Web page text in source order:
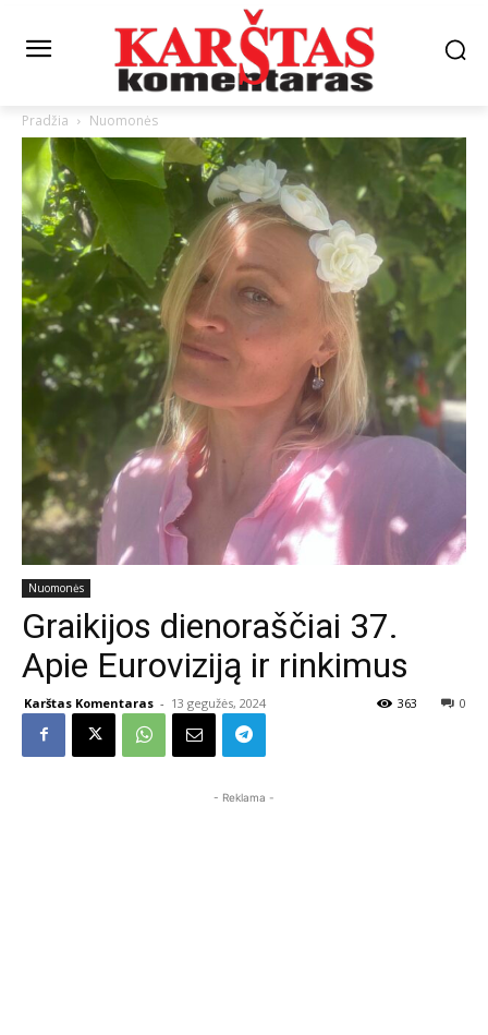
Pradžia Nuomonės
Nuomonės
Graikijos dienoraščiai 37.
Apie Euroviziją ir rinkimus
Karštas Komentaras - 13 gegužės, 2024 0
363
- Reklama -